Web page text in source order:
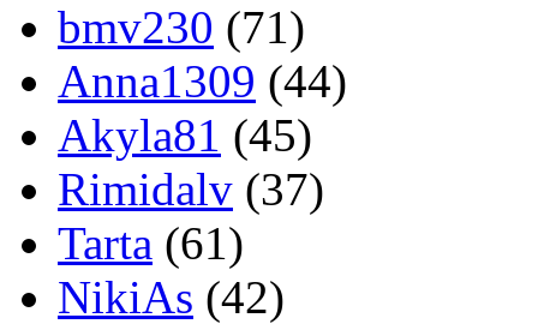
bmv230 (71)
Anna1309 (44)
Akyla81 (45)
Rimidalv (37)
Tarta (61)
NikiAs (42)